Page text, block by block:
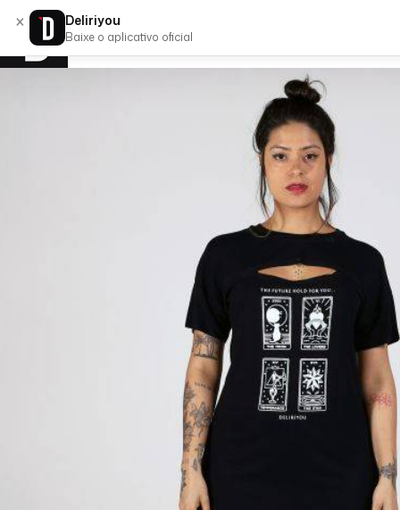
× Deliriyou
Baixe o aplicativo oficial